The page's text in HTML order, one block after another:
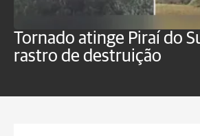
Tornado atinge Piraí do
rastro de destruição